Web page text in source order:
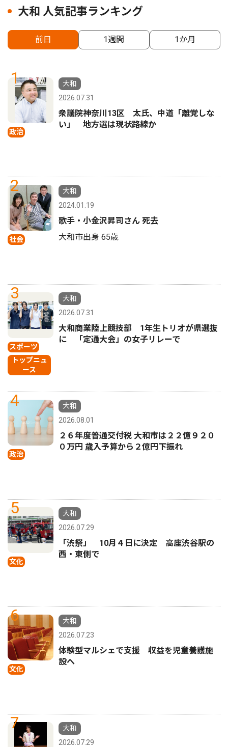
大和 人気記事ランキング
前日 1週間 1か月
1
政治
大和
2026.07.31
衆議院神奈川13区 太氏、中道「離党しな
い」 地方選は現状路線か
2
社会
大和
2024.01.19
歌手・小金沢昇司さん 死去
大和市出身 65歳
3
スポーツ
トップニュ
ース
大和
2026.07.31
大和商業陸上競技部 1年生トリオが県選抜
に 「定通大会」の女子リレーで
4
政治
大和
2026.08.01
２６年度普通交付税 大和市は２２億９２０
０万円 歳入予算から２億円下振れ
5
文化
大和
2026.07.29
「渋祭」 10月４日に決定 高座渋谷駅の
西・東側で
6
文化
大和
2026.07.23
体験型マルシェで支援 収益を児童養護施
設へ
7
大和
2026.07.29